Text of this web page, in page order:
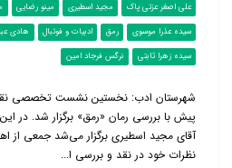
علی اصغر عزتی پاک مجید اسطیری مینو رضایی
سیده عذرا موسوی
رمق ادبیات و فوتبال هادی
سیده زهرا ثابتی
نرگس فرجاد امین
شهرستان ادب: نخستین نشست تخصصی نقد
پیش با بررسی رمان «رمق» برگزار شد. در
آقای مجید اسطیری برگزار می‌شد جمعی از
نظرات خود در نقد و بررسی ا...